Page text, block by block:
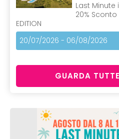
Last Minute
20% Sconto
EDITION
20/07/2026 - 06/08/2026
GUARDA